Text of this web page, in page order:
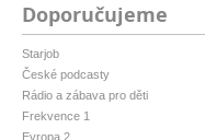
Doporučujeme
Starjob
České podcasty
Rádio a zábava pro děti
Frekvence 1
Evropa 2